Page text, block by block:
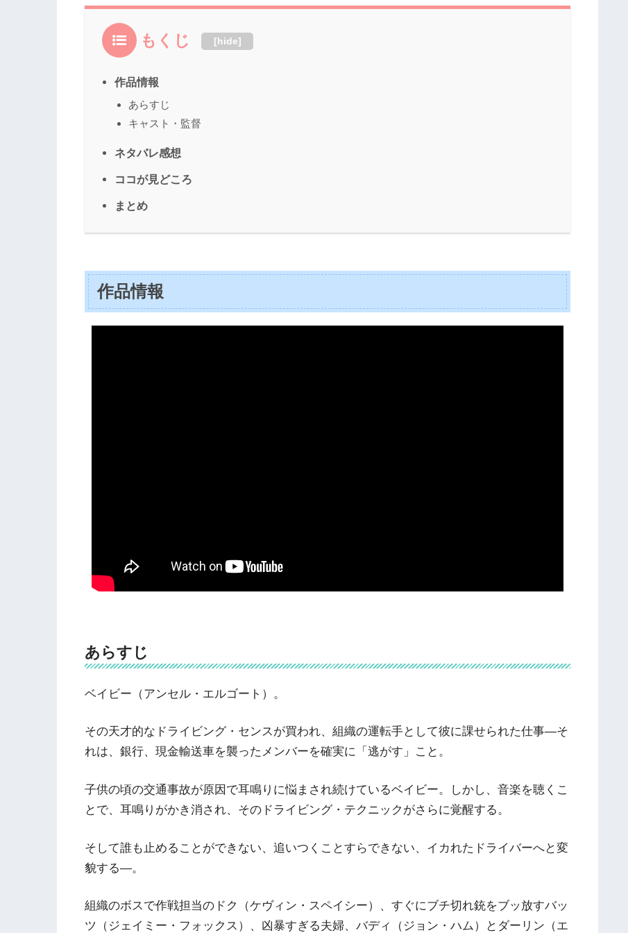
もくじ [hide]
作品情報
あらすじ
キャスト・監督
ネタバレ感想
ココが見どころ
まとめ
作品情報
あらすじ
ベイビー（アンセル・エルゴート）。
その天才的なドライビング・センスが買われ、組織の運転手として彼に課せられた仕事―そ
れは、銀行、現金輸送車を襲ったメンバーを確実に「逃がす」こと。
子供の頃の交通事故が原因で耳鳴りに悩まされ続けているベイビー。しかし、音楽を聴くこ
とで、耳鳴りがかき消され、そのドライビング・テクニックがさらに覚醒する。
そして誰も止めることができない、追いつくことすらできない、イカれたドライバーへと変
貌する―。
組織のボスで作戦担当のドク（ケヴィン・スペイシー）、すぐにブチ切れ銃をブッ放すバッ
ツ（ジェイミー・フォックス）、凶暴すぎる夫婦、バディ（ジョン・ハム）とダーリン（エ